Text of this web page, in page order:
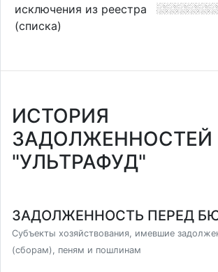
исключения из реестра
(списка)
ИСТОРИЯ
ЗАДОЛЖЕННОСТЕЙ
"УЛЬТРАФУД"
ЗАДОЛЖЕННОСТЬ ПЕРЕД
Субъекты хозяйствования, имевшие
(сборам), пеням и пошлинам